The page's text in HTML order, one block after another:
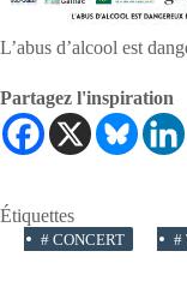
L’abus d’alcool est
Partagez l'inspiration
Étiquettes
# CONCERT #